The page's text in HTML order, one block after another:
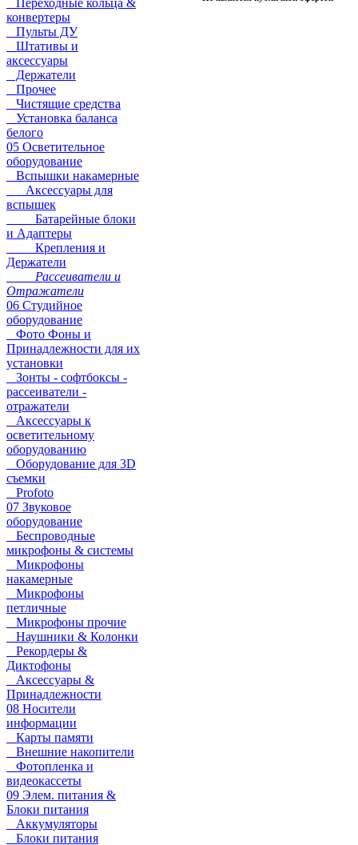
Переходные кольца &
конвертеры
Пульты ДУ
Штативы и
аксессуары
Держатели
Прочее
Чистящие средства
Установка баланса
белого
05 Осветительное
оборудование
Вспышки накамерные
Аксессуары для
вспышек
Батарейные блоки
и Адаптеры
Крепления и
Держатели
Рассеиватели и
Отражатели
06 Студийное
оборудование
Фото Фоны и
Принадлежности для их
установки
Зонты - софтбоксы -
рассеиватели -
отражатели
Аксессуары к
осветительному
оборудованию
Оборудование для 3D
съемки
Profoto
07 Звуковое
оборудование
Беспроводные
микрофоны & системы
Микрофоны
накамерные
Микрофоны
петличные
Микрофоны прочие
Наушники & Колонки
Рекордеры &
Диктофоны
Аксессуары &
Принадлежности
08 Носители
информации
Карты памяти
Внешние накопители
Фотопленка и
видеокассеты
09 Элем. питания &
Блоки питания
Аккумуляторы
Блоки питания